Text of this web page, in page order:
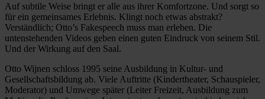
Auf subtile Weise bringt er alle aus ihrer Komfortzone. Und sorgt so
für ein gemeinsames Erlebnis. Klingt noch etwas abstrakt?
Verständlich; Otto’s Fakespeech muss man erleben. Die
untenstehenden Videos geben einen guten Eindruck von seinem Stil.
Und der Wirkung auf den Saal.
Otto Wijnen schloss 1995 seine Ausbildung in Kultur- und
Gesellschaftsbildung ab. Viele Auftritte (Kindertheater, Schauspieler,
Moderator) und Umwege später (Leiter Freizeit, Ausbildung zum